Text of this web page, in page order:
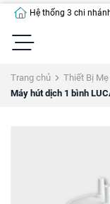
Hệ thống 3 chi
Trang chủ Thiết Bị Mẹ
Máy hút dịch 1 bình